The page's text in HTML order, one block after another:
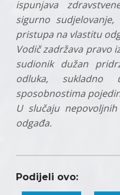
ispunjava
sigurno
pristupa na vlastitu
Vodič zadržava pravo
sudionik dužan
odluka,
sposobnostima
U slučaju
odgađa.
Podijeli ovo: